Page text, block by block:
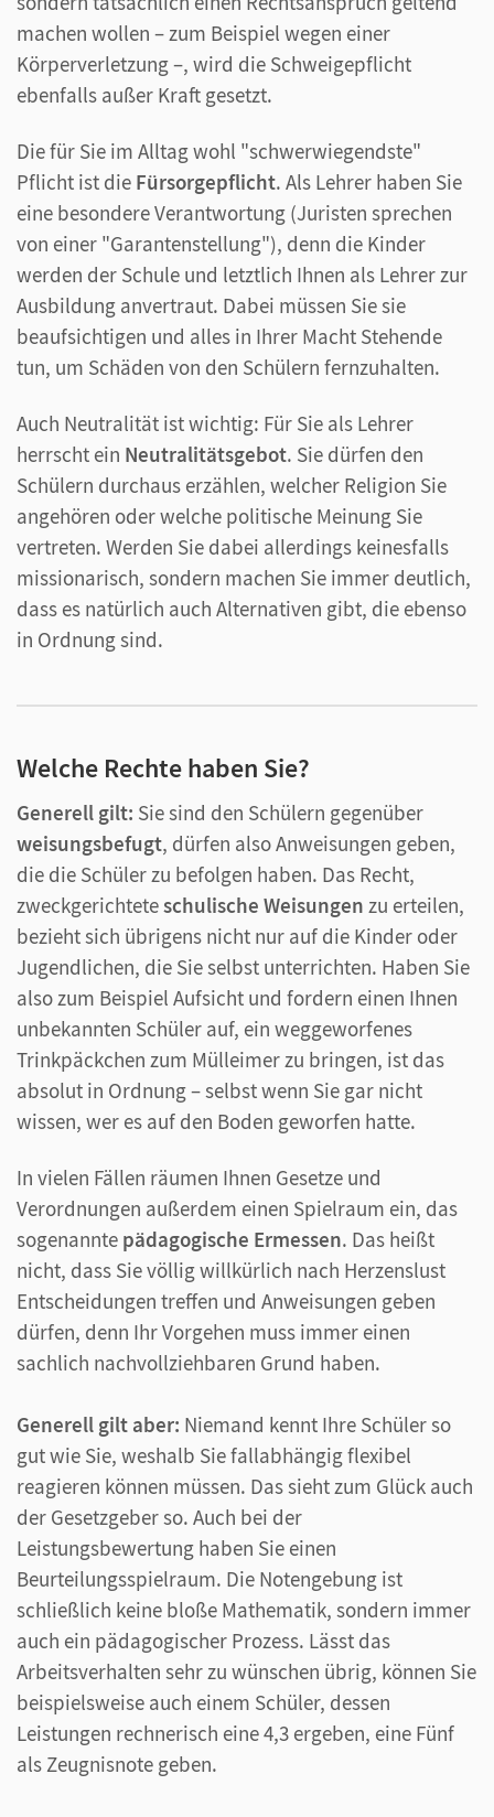
machen wollen – zum Beispiel wegen einer
Körperverletzung –, wird die Schweigepflicht
ebenfalls außer Kraft gesetzt.
Die für Sie im Alltag wohl "schwerwiegendste"
Pflicht ist die Fürsorgepflicht. Als Lehrer haben Sie
eine besondere Verantwortung (Juristen sprechen
von einer "Garantenstellung"), denn die Kinder
werden der Schule und letztlich Ihnen als Lehrer zur
Ausbildung anvertraut. Dabei müssen Sie sie
beaufsichtigen und alles in Ihrer Macht Stehende
tun, um Schäden von den Schülern fernzuhalten.
Auch Neutralität ist wichtig: Für Sie als Lehrer
herrscht ein Neutralitätsgebot. Sie dürfen den
Schülern durchaus erzählen, welcher Religion Sie
angehören oder welche politische Meinung Sie
vertreten. Werden Sie dabei allerdings keinesfalls
missionarisch, sondern machen Sie immer deutlich,
dass es natürlich auch Alternativen gibt, die ebenso
in Ordnung sind.
Welche Rechte haben Sie?
Generell gilt: Sie sind den Schülern gegenüber
weisungsbefugt, dürfen also Anweisungen geben,
die die Schüler zu befolgen haben. Das Recht,
zweckgerichteteschulische Weisungen zu erteilen,
bezieht sich übrigens nicht nur auf die Kinder oder
Jugendlichen, die Sie selbst unterrichten. Haben Sie
also zum Beispiel Aufsicht und fordern einen Ihnen
unbekannten Schüler auf, ein weggeworfenes
Trinkpäckchen zum Mülleimer zu bringen, ist das
absolut in Ordnung – selbst wenn Sie gar nicht
wissen, wer es auf den Boden geworfen hatte.
In vielen Fällen räumen Ihnen Gesetze und
Verordnungen außerdem einen Spielraum ein, das
sogenannte pädagogische Ermessen. Das heißt
nicht, dass Sie völlig willkürlich nach Herzenslust
Entscheidungen treffen und Anweisungen geben
dürfen, denn Ihr Vorgehen muss immer einen
sachlich nachvollziehbaren Grund haben.
Generell gilt aber: Niemand kennt Ihre Schüler so
gut wie Sie, weshalb Sie fallabhängig flexibel
reagieren können müssen. Das sieht zum Glück auch
der Gesetzgeber so. Auch bei der
Leistungsbewertung haben Sie einen
Beurteilungsspielraum. Die Notengebung ist
schließlich keine bloße Mathematik, sondern immer
auch ein pädagogischer Prozess. Lässt das
Arbeitsverhalten sehr zu wünschen übrig, können Sie
beispielsweise auch einem Schüler, dessen
Leistungen rechnerisch eine 4,3 ergeben, eine Fünf
als Zeugnisnote geben.